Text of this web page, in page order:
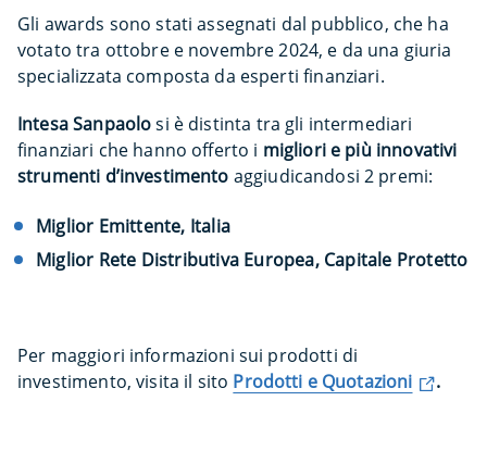
Gli awards sono stati assegnati dal pubblico, che ha
votato tra ottobre e novembre 2024, e da una giuria
specializzata composta da esperti finanziari.
Intesa Sanpaolosi è distinta tra gli intermediari
finanziari che hanno offerto i migliori e più innovativi
strumenti d’investimento aggiudicandosi 2 premi:
Miglior Emittente, Italia
Miglior Rete Distributiva Europea, Capitale Protetto
Per maggiori informazioni sui prodotti di
investimento, visita il sito Prodotti e Quotazioni .